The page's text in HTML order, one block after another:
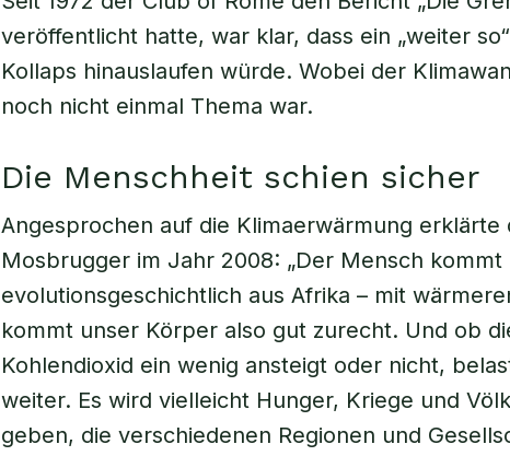
veröffentlicht hatte, war klar, dass ein „weiter
Kollaps hinauslaufen würde. Wobei der
noch nicht einmal Thema war.
Die Menschheit schien sicher
Angesprochen auf die Klimaerwärmung erklärte
Mosbrugger im Jahr 2008: „Der Mensch kommt
evolutionsgeschichtlich aus Afrika – mit
kommt unser Körper also gut zurecht. Und ob
Kohlendioxid ein wenig ansteigt oder nicht,
weiter. Es wird vielleicht Hunger, Kriege und
geben, die verschiedenen Regionen und